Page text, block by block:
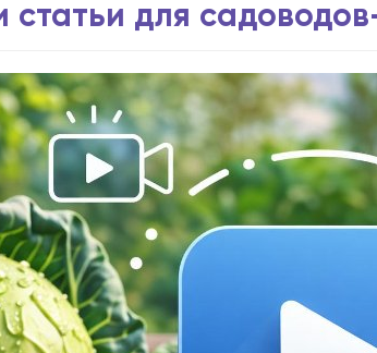
статьи для